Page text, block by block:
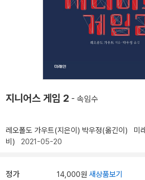
지니어스 게임 2 - 속임수
레오폴도 가우트(지은이) 박우정(옮긴이)
미
비) 2021-05-20
정가 14,000원 새상품보기